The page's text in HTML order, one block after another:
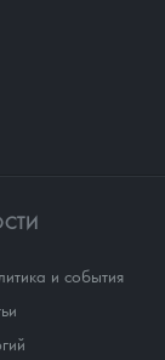
и события